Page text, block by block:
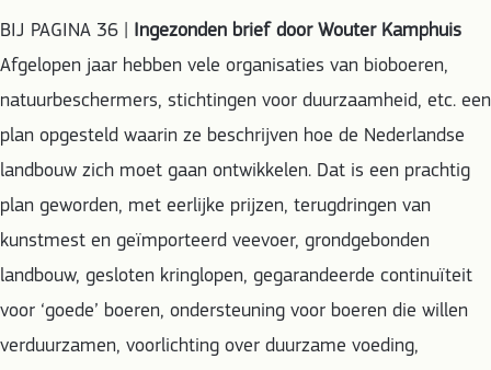
BIJ PAGINA 36 | Ingezonden brief door Wouter Kamphuis
Afgelopen jaar hebben vele organisaties van bioboeren,
natuurbeschermers, stichtingen voor duurzaamheid, etc. een
plan opgesteld waarin ze beschrijven hoe de Nederlandse
landbouw zich moet gaan ontwikkelen. Dat is een prachtig
plan geworden, met eerlijke prijzen, terugdringen van
kunstmest en geïmporteerd veevoer, grondgebonden
landbouw, gesloten kringlopen, gegarandeerde continuïteit
voor ‘goede’ boeren, ondersteuning voor boeren die willen
verduurzamen, voorlichting over duurzame voeding,